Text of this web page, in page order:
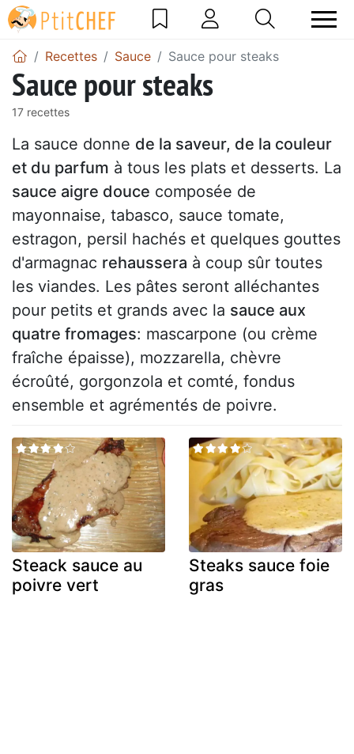
Recettes Sauce Sauce pour steaks
Sauce pour steaks
17 recettes
La sauce donne de la saveur, de la couleur
et du parfum à tous les plats et desserts. La
sauce aigre douce composée de
mayonnaise, tabasco, sauce tomate,
estragon, persil hachés et quelques gouttes
d'armagnac rehaussera à coup sûr toutes
les viandes. Les pâtes seront alléchantes
pour petits et grands avec la sauce aux
quatre fromages: mascarpone (ou crème
fraîche épaisse), mozzarella, chèvre
écroûté, gorgonzola et comté, fondus
ensemble et agrémentés de poivre.
Steack sauce au
poivre vert
Steaks sauce foie
gras